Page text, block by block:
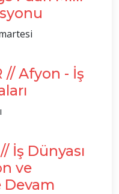
// Afyon - İş
İş Dünyası
ve
Devam